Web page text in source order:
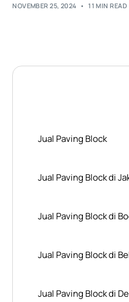
NOVEMBER 25, 2024 11 MIN READ
Jual Paving Block
Jual Paving Block di
Jual Paving Block di
Jual Paving Block di
Jual Paving Block di